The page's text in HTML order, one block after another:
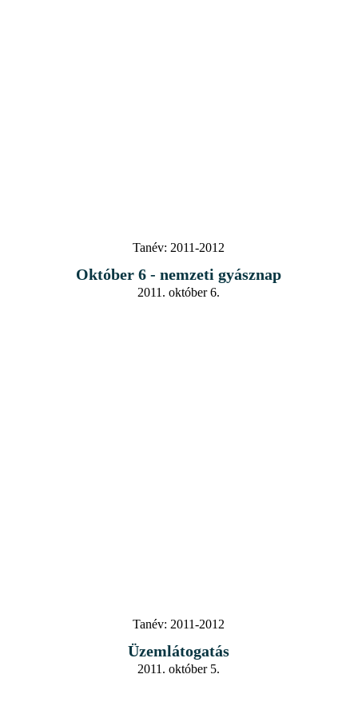
Tanév: 2011-2012
Október 6 - nemzeti gyásznap
2011. október 6.
Tanév: 2011-2012
Üzemlátogatás
2011. október 5.